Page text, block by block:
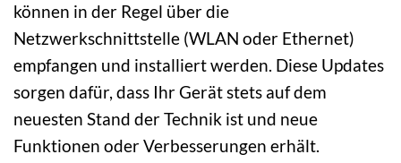
können in der Regel über die
Netzwerkschnittstelle (WLAN oder Ethernet)
empfangen und installiert werden. Diese Updates
sorgen dafür, dass Ihr Gerät stets auf dem
neuesten Stand der Technik ist und neue
Funktionen oder Verbesserungen erhält.